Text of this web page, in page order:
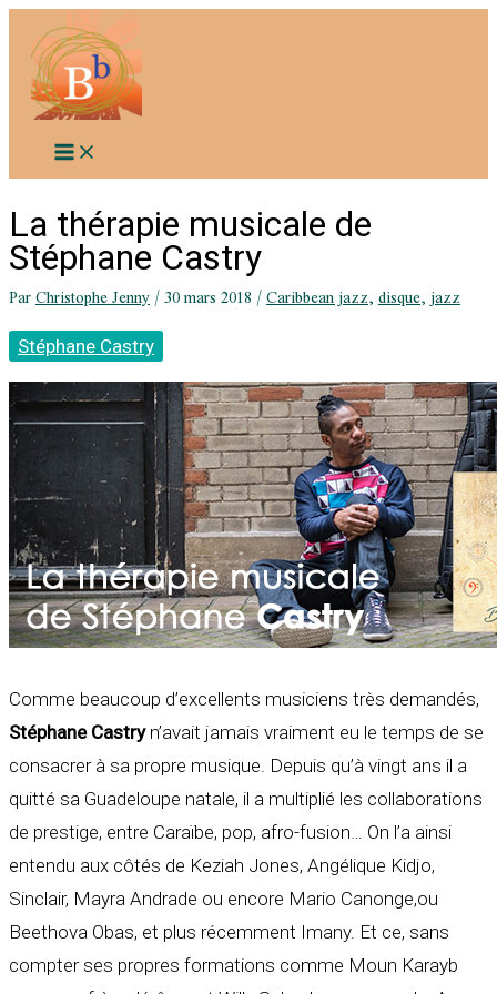
contenu
La thérapie musicale de
Stéphane Castry
ParChristophe Jenny/30 mars 2018/Caribbean jazz,disque,jazz
Stéphane Castry
Comme beaucoup d’excellents musiciens très demandés,
Stéphane Castryn’avait jamais vraiment eu le temps de se
consacrer à sa propre musique. Depuis qu’à vingt ans il a
quitté sa Guadeloupe natale, il a multiplié les collaborations
de prestige, entre Caraïbe, pop, afro-fusion… On l’a ainsi
entendu aux côtés de Keziah Jones, Angélique Kidjo,
Sinclair, Mayra Andrade ou encore Mario Canonge,ou
Beethova Obas, et plus récemment Imany. Et ce, sans
compter ses propres formations comme Moun Karayb